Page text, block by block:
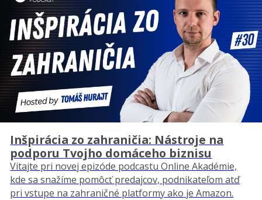
Inšpirácia zo zahraničia: Nástroje na
podporu Tvojho domáceho biznisu
Vitajte pri novej epizóde podcastu Online Akadémie,
kde sa snažíme pomôcť predajcov, podnikateľom atď
pri vstupe na zahraničné platformy ako je Amazon.